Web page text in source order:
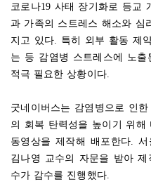
코로나19 사태 장기화로 등교
과 가족의 스트레스 해소와 심
지고 있다. 특히 외부 활동 제
는 등 감염병 스트레스에 노
적극 필요한 상황이다.
굿네이버스는 감염병으로 인
의 회복 탄력성을 높이기 위해
동영상을 제작해 배포한다. 서
김나영 교수의 자문을 받아
수가 감수를 진행했다.